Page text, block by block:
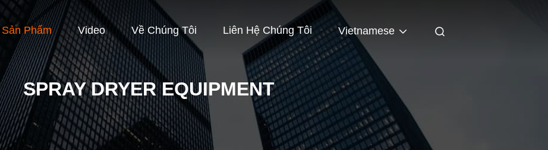
Phẩm Video Về Chúng Tôi Liên Hệ Chúng Tôi Vietnamese
SPRAY DRYER EQUIPMENT